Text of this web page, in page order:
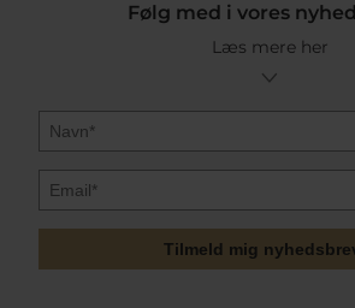
Følg med i vores
Læs mere her
Tilmeld mig